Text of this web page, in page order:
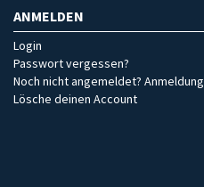
ANMELDEN
Login
Passwort vergessen?
Noch nicht angemeldet? Anmeldung
Lösche deinen Account